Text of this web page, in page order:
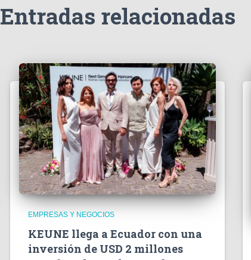
Entradas relacionadas
EMPRESAS Y NEGOCIOS
KEUNE llega a Ecuador con una
inversión de USD 2 millones